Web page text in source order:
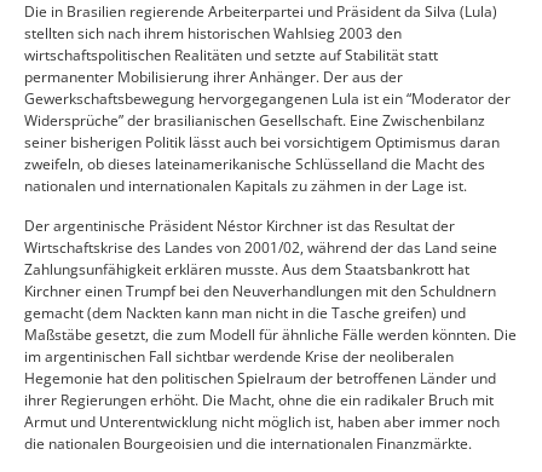
Die in Brasilien regierende Arbeiterpartei und Präsident da Silva (Lula)
stellten sich nach ihrem historischen Wahlsieg 2003 den
wirtschaftspolitischen Realitäten und setzte auf Stabilität statt
permanenter Mobilisierung ihrer Anhänger. Der aus der
Gewerkschaftsbewegung hervorgegangenen Lula ist ein “Moderator der
Widersprüche” der brasilianischen Gesellschaft. Eine Zwischenbilanz
seiner bisherigen Politik lässt auch bei vorsichtigem Optimismus daran
zweifeln, ob dieses lateinamerikanische Schlüsselland die Macht des
nationalen und internationalen Kapitals zu zähmen in der Lage ist.
Der argentinische Präsident Néstor Kirchner ist das Resultat der
Wirtschaftskrise des Landes von 2001/02, während der das Land seine
Zahlungsunfähigkeit erklären musste. Aus dem Staatsbankrott hat
Kirchner einen Trumpf bei den Neuverhandlungen mit den Schuldnern
gemacht (dem Nackten kann man nicht in die Tasche greifen) und
Maßstäbe gesetzt, die zum Modell für ähnliche Fälle werden könnten. Die
im argentinischen Fall sichtbar werdende Krise der neoliberalen
Hegemonie hat den politischen Spielraum der betroffenen Länder und
ihrer Regierungen erhöht. Die Macht, ohne die ein radikaler Bruch mit
Armut und Unterentwicklung nicht möglich ist, haben aber immer noch
die nationalen Bourgeoisien und die internationalen Finanzmärkte.